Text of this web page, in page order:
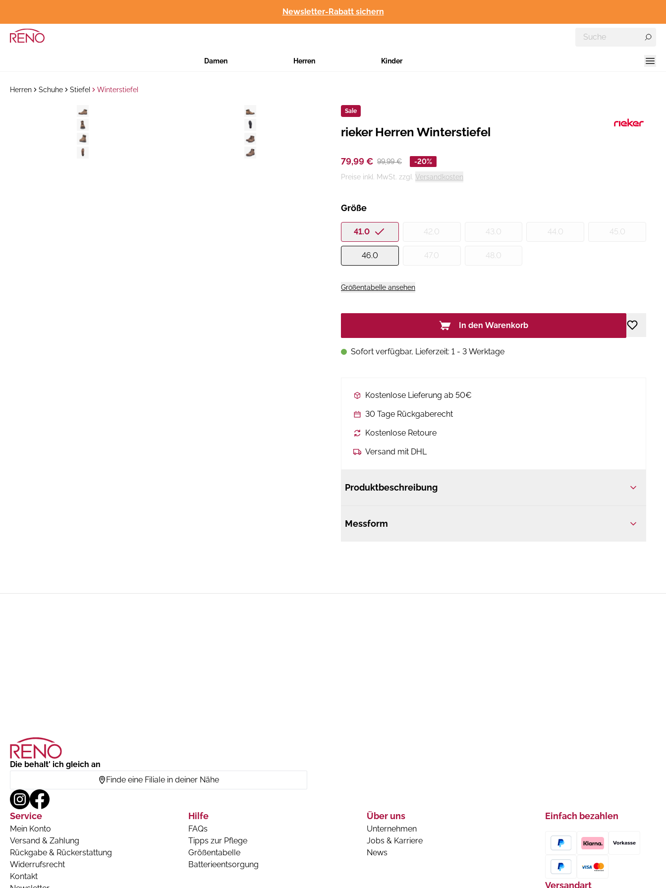
Newsletter-Rabatt sichern
Damen Herren Kinder
Herren Schuhe Stiefel Winterstiefel
Sale
Hersteller:
rieker Herren Winterstiefel
79,99 € 99,99 €
-20%
Preise inkl. MwSt. zzgl. Versandkosten
Größe
41.0 42.0 43.0 44.0 45.0
46.0 47.0 48.0
Größentabelle ansehen
In den Warenkorb
Sofort verfügbar, Lieferzeit: 1 - 3 Werktage
Kostenlose Lieferung ab 50€
30 Tage Rückgaberecht
Kostenlose Retoure
Versand mit DHL
Produktbeschreibung
Messform
Die behalt' ich gleich an
Finde eine Filiale in deiner Nähe
Service
Mein Konto
Versand & Zahlung
Rückgabe & Rückerstattung
Widerrufsrecht
Kontakt
Hilfe
FAQs
Tipps zur Pflege
Größentabelle
Batterieentsorgung
Über uns
Unternehmen
Jobs & Karriere
News
Einfach bezahlen
Versandart